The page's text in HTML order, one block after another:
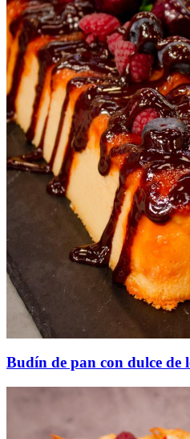
Budín de pan con dulce de